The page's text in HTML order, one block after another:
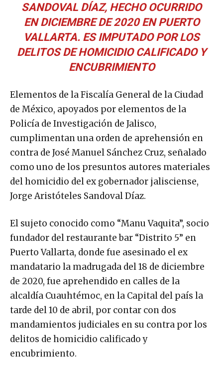
SANDOVAL DÍAZ, HECHO OCURRIDO
EN DICIEMBRE DE 2020 EN PUERTO
VALLARTA. ES IMPUTADO POR LOS
DELITOS DE HOMICIDIO CALIFICADO Y
ENCUBRIMIENTO
Elementos de la Fiscalía General de la Ciudad
de México, apoyados por elementos de la
Policía de Investigación de Jalisco,
cumplimentan una orden de aprehensión en
contra de José Manuel Sánchez Cruz, señalado
como uno de los presuntos autores materiales
del homicidio del ex gobernador jalisciense,
Jorge Aristóteles Sandoval Díaz.
El sujeto conocido como “Manu Vaquita”, socio
fundador del restaurante bar “Distrito 5” en
Puerto Vallarta, donde fue asesinado el ex
mandatario la madrugada del 18 de diciembre
de 2020, fue aprehendido en calles de la
alcaldía Cuauhtémoc, en la Capital del país la
tarde del 10 de abril, por contar con dos
mandamientos judiciales en su contra por los
delitos de homicidio calificado y
encubrimiento.